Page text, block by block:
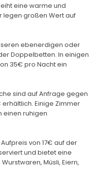
eine warme und
legen großen Wert auf
ebenerdigen oder
Doppelbetten. In einigen
35€ pro Nacht ein
sind auf Anfrage gegen
Einige Zimmer
einen ruhigen
von 17€ auf der
und bietet eine
Müsli, Eiern,